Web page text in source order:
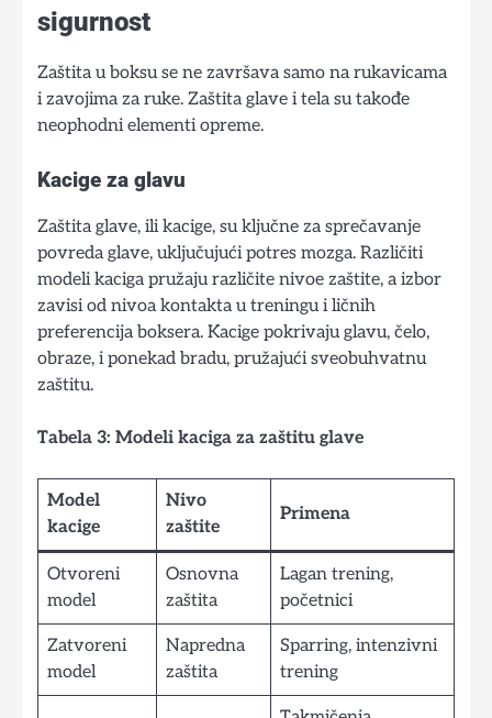
sigurnost
Zaštita u boksu se ne završava samo na rukavicama
i zavojima za ruke. Zaštita glave i tela su takođe
neophodni elementi opreme.
Kacige za glavu
Zaštita glave, ili kacige, su ključne za sprečavanje
povreda glave, uključujući potres mozga. Različiti
modeli kaciga pružaju različite nivoe zaštite, a izbor
zavisi od nivoa kontakta u treningu i ličnih
preferencija boksera. Kacige pokrivaju glavu, čelo,
obraze, i ponekad bradu, pružajući sveobuhvatnu
zaštitu.
Tabela 3: Modeli kaciga za zaštitu glave
Model
kacige
Nivo
zaštite
Primena
Otvoreni
model
Osnovna
zaštita
Lagan trening,
početnici
Zatvoreni
model
Napredna
zaštita
Sparring, intenzivni
trening